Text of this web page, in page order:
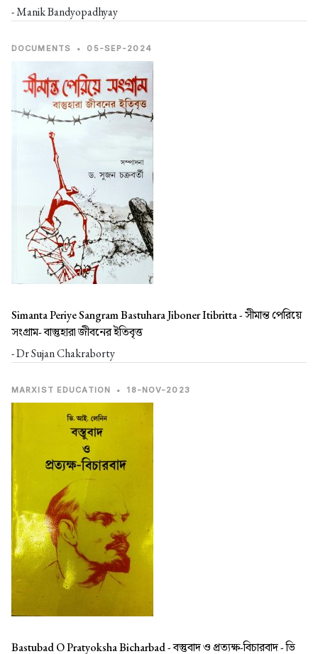
- Manik Bandyopadhyay
DOCUMENTS • 05-SEP-2024
Simanta Periye Sangram Bastuhara Jiboner Itibritta -সীমান্ত পেরিয়ে
সংগ্রাম- বাস্তুহারা জীবনের ইতিবৃত্ত
- Dr Sujan Chakraborty
MARXIST EDUCATION • 18-NOV-2023
Bastubad O Pratyoksha Bicharbad -বস্তুবাদ ও প্রত্যক্ষ-বিচারবাদ - ভি